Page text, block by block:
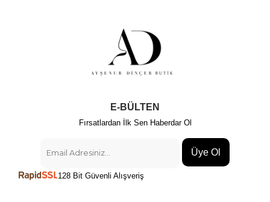
E-BÜLTEN
Fırsatlardan İlk Sen Haberdar Ol
Üye Ol
128 Bit Güvenli Alışveriş